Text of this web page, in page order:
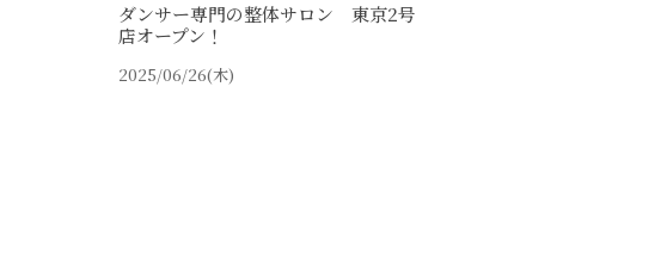
ダンサー専門の整体サロン 東京2号
店オープン！
2025/06/26(木)